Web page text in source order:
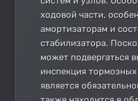
ходовой части,
амортизаторам и
стабилизатора.
может подвергаться
инспекция
является